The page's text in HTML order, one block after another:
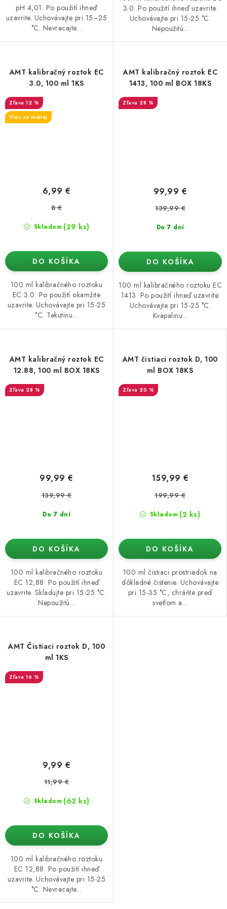
pH 4,01. Po použití ihneď
uzavrite. Uchovávajte pri 15–25
°C. Nevracajte...
3.0. Po použití ihneď uzavrite.
Uchovávajte pri 15-25 °C.
Nepoužitú...
AMT kalibračný roztok EC
3.0, 100 ml 1KS
12 %
Viac za menej
Skladom (29 ks)
6,99 €
8 €
DO KOŠÍKA
100 ml kalibračného roztoku
EC 3.0. Po použití okamžite
uzavrite. Uchovávajte pri 15-25
°C. Tekutinu...
AMT kalibračný roztok EC
1413, 100 ml BOX 18KS
28 %
Do 7 dní
99,99 €
139,99 €
DO KOŠÍKA
100 ml kalibračného roztoku EC
1413. Po použití ihneď uzavrite.
Uchovávajte pri 15-25 °C.
Kvapalinu...
AMT kalibračný roztok EC
12.88, 100 ml BOX 18KS
28 %
Do 7 dní
99,99 €
139,99 €
DO KOŠÍKA
100 ml kalibračného roztoku
EC 12,88. Po použití ihneď
uzavrite. Skladujte pri 15-25 °C.
Nepoužitú...
AMT čistiaci roztok D, 100
ml BOX 18KS
20 %
Skladom (2 ks)
159,99 €
199,99 €
DO KOŠÍKA
100 ml čistiaci prostriedok na
dôkladné čistenie. Uchovávajte
pri 15-35 °C, chráňte pred
svetlom a...
AMT Čistiaci roztok D, 100
ml 1KS
16 %
Skladom (62 ks)
9,99 €
11,99 €
DO KOŠÍKA
100 ml kalibračného roztoku
EC 12,88. Po použití ihneď
uzavrite. Uchovávajte pri 15-25
°C. Nevracajte...